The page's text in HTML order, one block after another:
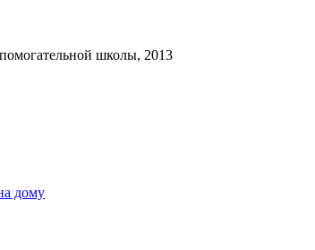
школы, 2013
дому